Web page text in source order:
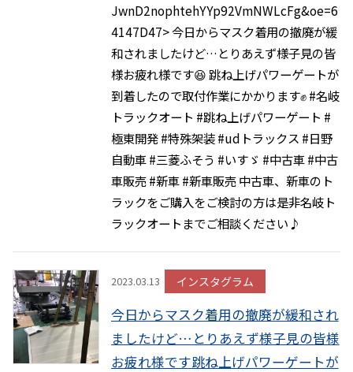
JwnD2nophtehYYp92VmNWLcFg&oe=6
4147D47> 今日からマスク着用の撤廃が緩
和されましたけど…とりあえず様子見の皆
様お疲れ様です😆 跳ね上げパワーゲートが
到着したので取付作業にかかります✊ #名岐
トラックオート #跳ね上げパワーゲート #
極東開発 #特殊架装 #udトラックス #日野
自動車 #三菱ふそう #いすゞ #中古車 #中古
車販売 #新車 #新車販売 中古車、新車のト
ラックをご購入をご検討の方は是非名岐ト
ラックオートまでご相談ください♪
2023.03.13 インスタグラム
今日からマスク着用の撤廃が緩和され
ましたけど…とりあえず様子見の皆様
お疲れ様です跳ね上げパワーゲートが